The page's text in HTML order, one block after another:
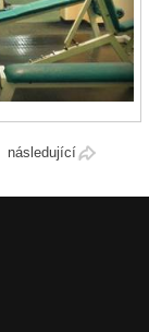
následující